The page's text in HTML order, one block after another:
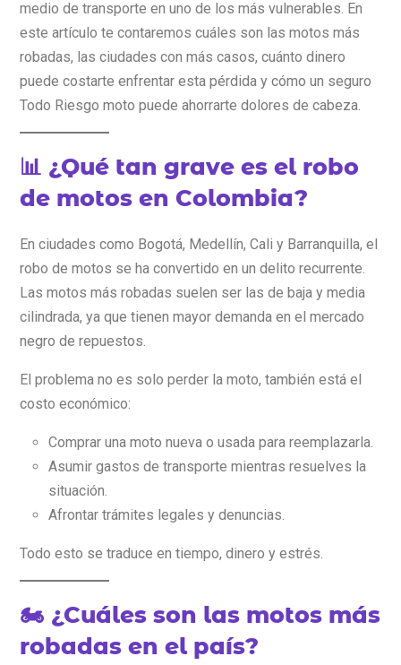
medio de transporte en uno de los más vulnerables. En
este artículo te contaremos cuáles son las motos más
robadas, las ciudades con más casos, cuánto dinero
puede costarte enfrentar esta pérdida y cómo un seguro
Todo Riesgo moto puede ahorrarte dolores de cabeza.
📊 ¿Qué tan grave es el robo
de motos en Colombia?
En ciudades como Bogotá, Medellín, Cali y Barranquilla, el
robo de motos se ha convertido en un delito recurrente.
Las motos más robadas suelen ser las de baja y media
cilindrada, ya que tienen mayor demanda en el mercado
negro de repuestos.
El problema no es solo perder la moto, también está el
costo económico:
Comprar una moto nueva o usada para reemplazarla.
Asumir gastos de transporte mientras resuelves la
situación.
Afrontar trámites legales y denuncias.
Todo esto se traduce en tiempo, dinero y estrés.
🏍️ ¿Cuáles son las motos más
robadas en el país?